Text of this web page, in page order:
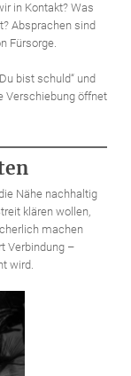
in Kontakt? Was
Absprachen sind
Fürsorge.
bist schuld“ und
Verschiebung öffnet
Nähe nachhaltig
klären wollen,
machen
Verbindung –
wird.